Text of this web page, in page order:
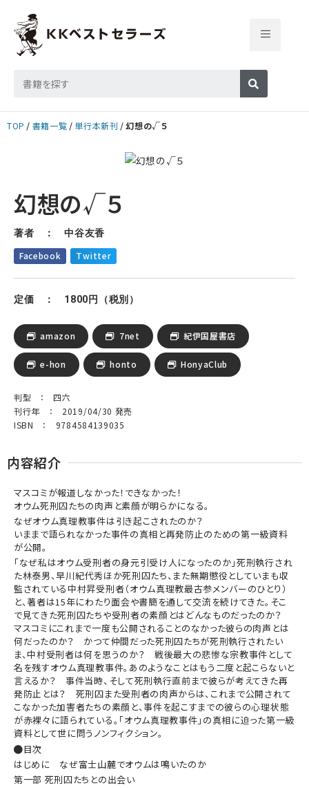
TOP 書籍一覧 単行本新刊 幻想の√５
幻想の√５
著者 ： 中谷友香
Facebook Twitter
定価 ： 1800円（税別）
amazon 7net 紀伊国屋書店
e-hon honto HonyaClub
判型 ： 四六
刊行年 ： 2019/04/30 発売
ISBN ： 9784584139035
内容紹介
マスコミが報道しなかった！できなかった！
オウム死刑囚たちの肉声と素顔が明らかになる。
なぜオウム真理教事件は引き起こされたのか？
いままで語られなかった事件の真相と再発防止のための第一級資料
が公開。
「なぜ私はオウム受刑者の身元引受け人になったのか」死刑執行され
た林泰男、早川紀代秀ほか死刑囚たち、また無期懲役としていまも収
監されている中村昇受刑者（オウム真理教最古参メンバーのひとり）
と、著者は15年にわたり面会や書簡を通して交流を続けてきた。そこ
で見てきた死刑囚たちや受刑者の素顔とはどんなものだったのか？
マスコミにこれまで一度も公開されることのなかった彼らの肉声とは
何だったのか？ かつて仲間だった死刑囚たちが死刑執行されたい
ま、中村受刑者は何を思うのか？ 戦後最大の悲惨な宗教事件として
名を残すオウム真理教事件。あのようなことはもう二度と起こらないと
言えるか？ 事件当時、そして死刑執行直前まで彼らが考えてきた再
発防止とは？ 死刑囚また受刑者の肉声からは、これまで公開されて
こなかった加害者たちの素顔と、事件を起こすまでの彼らの心理状態
が赤裸々に語られている。「オウム真理教事件」の真相に迫った第一級
資料として世に問うノンフィクション。
目次
はじめに なぜ富士山麓でオウムは鳴いたのか
第一部 死刑囚たちとの出会い